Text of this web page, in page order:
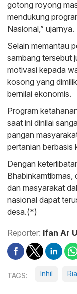
gotong royong
mendukung
Nasional,” ujarnya.
Selain memantau
sambang tersebut
motivasi kepada
kosong yang
bernilai ekonomis.
Program
saat ini dinilai
pangan
pertanian berbasis
Dengan
Bhabinkamtibmas,
dan masyarakat
nasional dapat
desa.(*)
Reporter: Ifan Ar
Inhil